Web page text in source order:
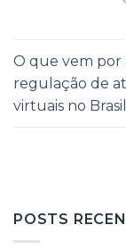
O que vem por
regulação de
virtuais no
POSTS